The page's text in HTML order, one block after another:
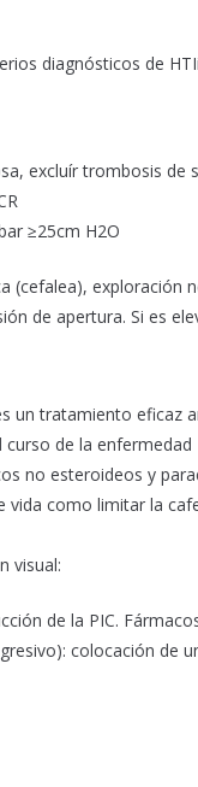
diagnósticos de
excluír trombosis de
≥25cm H2O
(cefalea), exploración
de apertura. Si es
un tratamiento
de la enfermedad
no esteroideos y
vida como limitar la
visual:
de la PIC.
colocación de